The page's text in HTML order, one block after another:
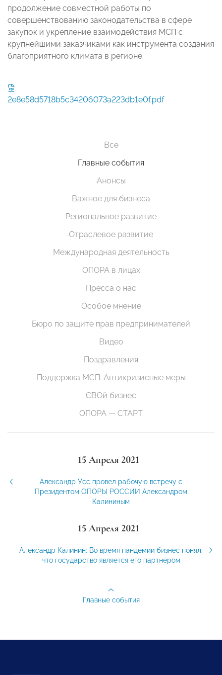
продолжение совместной работы по
совершенствованию законодательства в сфере
закупок и укрепление взаимодействия МСП с
крупнейшими заказчиками как инструмента создания
благоприятного климата в регионе.
2e8e58d5718b5c34206073a223db1e0f.pdf
Все
Главные события
Анонсы
Важное для бизнеса
Региональное развитие
Отраслевое развитие
Международная деятельность
ОПОРА в лицах
Пресса о нас
Особое мнение
Бюро по защите прав предпринимателей
Видео
Поздравления
Поддержка МСП. Антикризисные меры
СВОй бизнес
ОПОРА — СТАРТ
15 Апреля 2021
Александр Усс провел рабочую встречу с
Президентом ОПОРЫ РОССИИ Александром
Калининым
15 Апреля 2021
Александр Калинин: Во время пандемии бизнес понял,
что государство является его партнёром
Главные события